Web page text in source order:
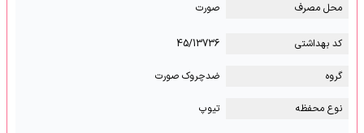
محل مصرف صورت
کد بهداشتی 45/13736
گروه ضدچروک صورت
نوع محفظه تیوپ